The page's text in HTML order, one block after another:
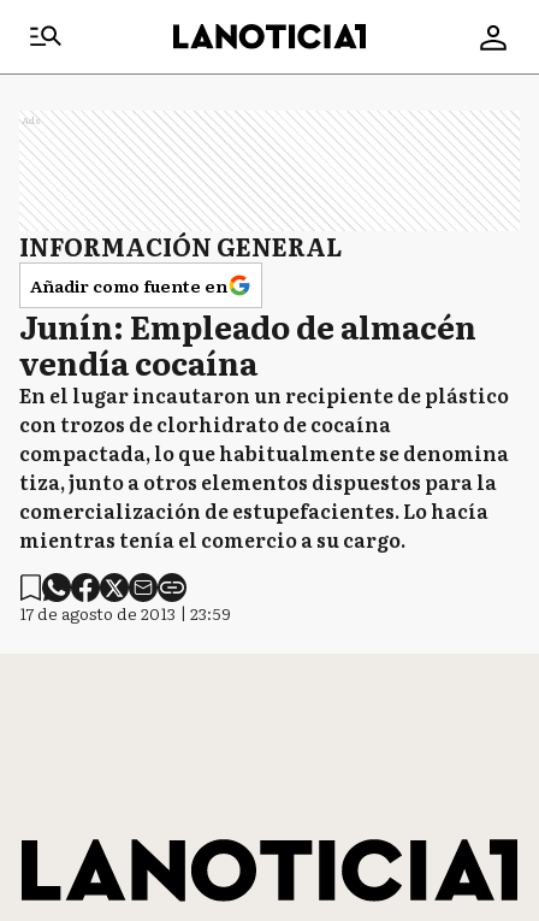
Ads
INFORMACIÓN GENERAL
Añadir como fuente en
Junín: Empleado de almacén
vendía cocaína
En el lugar incautaron un recipiente de plástico
con trozos de clorhidrato de cocaína
compactada, lo que habitualmente se denomina
tiza, junto a otros elementos dispuestos para la
comercialización de estupefacientes. Lo hacía
mientras tenía el comercio a su cargo.
17 de agosto de 2013 | 23:59